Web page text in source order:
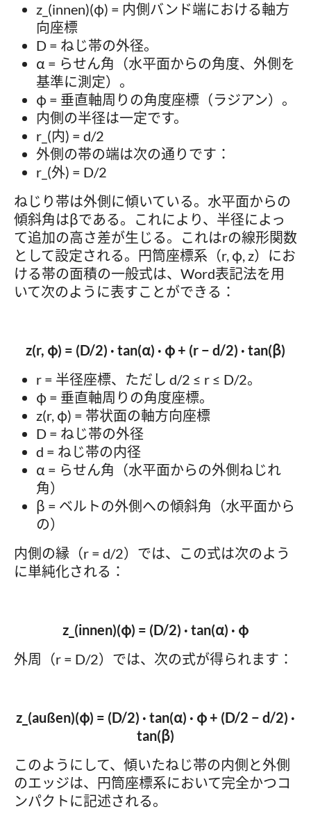
z_(innen)(φ) = 内側バンド端における軸方
向座標
D = ねじ帯の外径。
α = らせん角（水平面からの角度、外側を
基準に測定）。
φ = 垂直軸周りの角度座標（ラジアン）。
内側の半径は一定です。
r_(内) = d/2
外側の帯の端は次の通りです：
r_(外) = D/2
ねじり帯は外側に傾いている。水平面からの
傾斜角はβである。これにより、半径によっ
て追加の高さ差が生じる。これはrの線形関数
として設定される。円筒座標系（r, φ, z）にお
ける帯の面積の一般式は、Word表記法を用
いて次のように表すことができる：
z(r, φ) = (D/2) · tan(α) · φ + (r − d/2) · tan(β)
r = 半径座標、ただし d/2 ≤ r ≤ D/2。
φ = 垂直軸周りの角度座標。
z(r, φ) = 帯状面の軸方向座標
D = ねじ帯の外径
d = ねじ帯の内径
α = らせん角（水平面からの外側ねじれ
角）
β = ベルトの外側への傾斜角（水平面から
の）
内側の縁（r = d/2）では、この式は次のよう
に単純化される：
z_(innen)(φ) = (D/2) · tan(α) · φ
外周（r = D/2）では、次の式が得られます：
z_(außen)(φ) = (D/2) · tan(α) · φ + (D/2 − d/2) ·
tan(β)
このようにして、傾いたねじ帯の内側と外側
のエッジは、円筒座標系において完全かつコ
ンパクトに記述される。